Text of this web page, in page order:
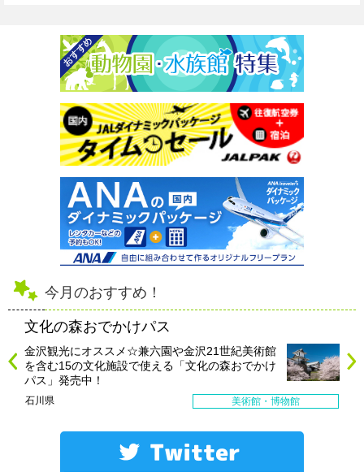
今月のおすすめ！
文化の森おでかけパス
金沢観光にオススメ☆兼六園や金沢21世紀美術館
を含む15の文化施設で使える「文化の森おでかけ
パス」発売中！
石川県 美術館・博物館